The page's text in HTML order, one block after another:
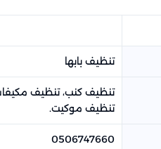
تنظيف بابها
تنظيف كنب​، تنظيف
تنظيف موكيت.
0506747660